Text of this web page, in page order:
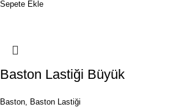
Sepete Ekle
Baston Lastiği Büyük
Baston Baston Lastiği